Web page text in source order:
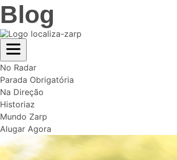
Blog
No Radar
Parada Obrigatória
Na Direção
Historiaz
Mundo Zarp
Alugar Agora